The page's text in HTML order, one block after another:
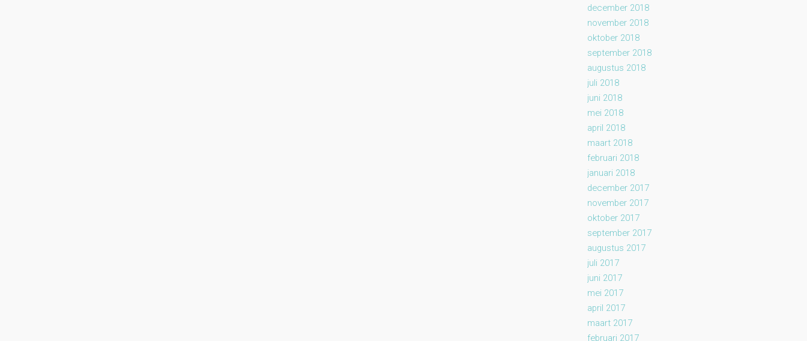
december 2018
november 2018
oktober 2018
september 2018
augustus 2018
juli 2018
juni 2018
mei 2018
april 2018
maart 2018
februari 2018
januari 2018
december 2017
november 2017
oktober 2017
september 2017
augustus 2017
juli 2017
juni 2017
mei 2017
april 2017
maart 2017
februari 2017